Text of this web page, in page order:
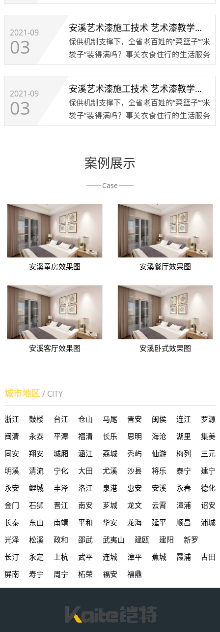
问，什么是艺术漆，他和其它的墙面装修材
料有什么区别，他的特点又是什么呢？今天
小编就带大家去了解一下艺术漆：艺术漆和
其他墙面装饰......
2021-09
03
安溪艺术漆施工技术 艺术漆教学培训 艺术涂料注意事项8
保供机制支撑下，全省老百姓的“菜篮子”“米
袋子”装得满吗？事关衣食住行的生活服务
何时才能恢复正常？发布会上，省商务厅、
省农产品流通协会、成都餐饮同业公会、成
都红旗连锁、京东西南分公司等政府部门、
行业协......
2021-09
03
安溪艺术漆施工技术 艺术漆教学培训 艺术涂料注意事项7
保供机制支撑下，全省老百姓的“菜篮子”“米
袋子”装得满吗？事关衣食住行的生活服务
何时才能恢复正常？发布会上，省商务厅、
行业协......
案例展示
Case
安溪童房效果图 安溪餐厅效果图
安溪客厅效果图 安溪卧式效果图
城市地区 / CITY
浙江 鼓楼 台江 仓山 马尾 晋安 闽侯 连江
罗源
闽清
永泰 平潭 福清 长乐 思明 海沧 湖里
集美
同安
翔安 城厢 涵江 荔城 秀屿 仙游 梅列
三元
明溪
清流 宁化 大田 尤溪 沙县 将乐 泰宁
建宁
永安
鲤城 丰泽 洛江 泉港 惠安 安溪 永春
德化
金门
石狮 晋江 南安 芗城 龙文 云霄 漳浦
诏安
长泰
东山 南靖 平和 华安 龙海 延平 顺昌
浦城
光泽
松溪 政和 邵武 武夷山 建瓯 建阳
新罗
长汀
永定 上杭 武平 连城 漳平 蕉城 霞浦
古田
屏南
寿宁 周宁 柘荣 福安 福鼎